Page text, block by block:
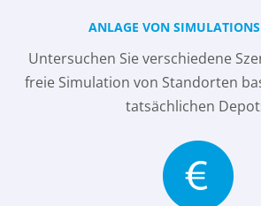
ANLAGE VON
Untersuchen Sie verschiedene
freie Simulation von Standorten
tatsächlichen